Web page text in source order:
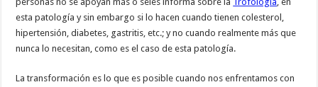
esta patología y sin embargo si lo hacen cuando tienen colesterol,
hipertensión, diabetes, gastritis, etc.; y no cuando realmente más que
nunca lo necesitan, como es el caso de esta patología.
La transformación es lo que es posible cuando nos enfrentamos con